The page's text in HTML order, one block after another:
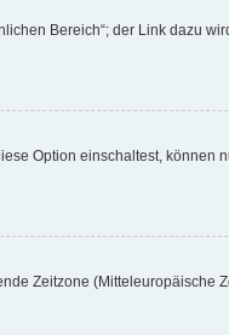
Bereich“; der Link dazu
Option einschaltest, können
Zeitzone (Mitteleuropäische